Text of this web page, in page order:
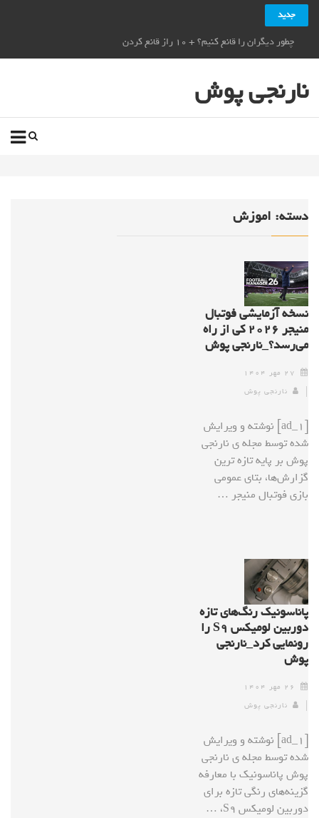
جدید
چطور دیگران را قانع کنیم؟ + ۱۰ راز قانع کردن دیگران_نارنجی پوش
نارنجی پوش
دسته: اموزش
نسخه آزمایشی فوتبال
منیجر ۲۰۲۶ کی از راه
می‌رسد؟_نارنجی پوش
۲۷ مهر ۱۴۰۴
نارنجی پوش
[ad_1] نوشته و ویرایش
شده توسط مجله ی نارنجی
پوش بر پایه تازه ترین
گزارش‌‌ها، بتای عمومی
بازی فوتبال منیجر …
پاناسونیک رنگ‌های تازه
دوربین لومیکس S۹ را
رونمایی کرد_نارنجی
پوش
۲۶ مهر ۱۴۰۴
نارنجی پوش
[ad_1] نوشته و ویرایش
شده توسط مجله ی نارنجی
پوش پاناسونیک با معارفه
گزینه‌های رنگی تازه برای
دوربین لومیکس S9، …